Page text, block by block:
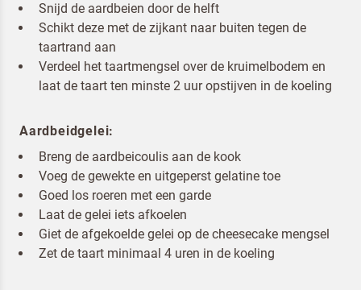
Snijd de aardbeien door de helft
Schikt deze met de zijkant naar buiten tegen de
taartrand aan
Verdeel het taartmengsel over de kruimelbodem en
laat de taart ten minste 2 uur opstijven in de koeling
Aardbeidgelei:
Breng de aardbeicoulis aan de kook
Voeg de gewekte en uitgeperst gelatine toe
Goed los roeren met een garde
Laat de gelei iets afkoelen
Giet de afgekoelde gelei op de cheesecake mengsel
Zet de taart minimaal 4 uren in de koeling
VERSTUREN